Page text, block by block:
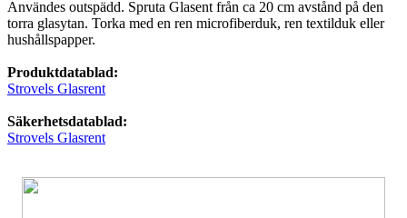
Användes outspädd. Spruta Glasent från ca 20 cm avstånd på den
torra glasytan. Torka med en ren microfiberduk, ren textilduk eller
hushållspapper.
Produktdatablad:
Strovels Glasrent
Säkerhetsdatablad:
Strovels Glasrent